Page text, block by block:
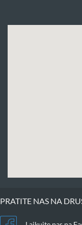
PRATITE NAS NA